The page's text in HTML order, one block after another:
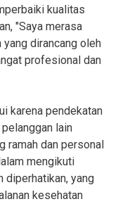
kualitas
"Saya merasa
dirancang oleh
profesional dan
karena pendekatan
lain
ramah dan personal
mengikuti
diperhatikan, yang
kesehatan